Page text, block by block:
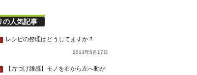
の人気記事
レシピの整理はどうしてますか？
2013年5月17日
【片づけ雑感】モノを右から左へ動か